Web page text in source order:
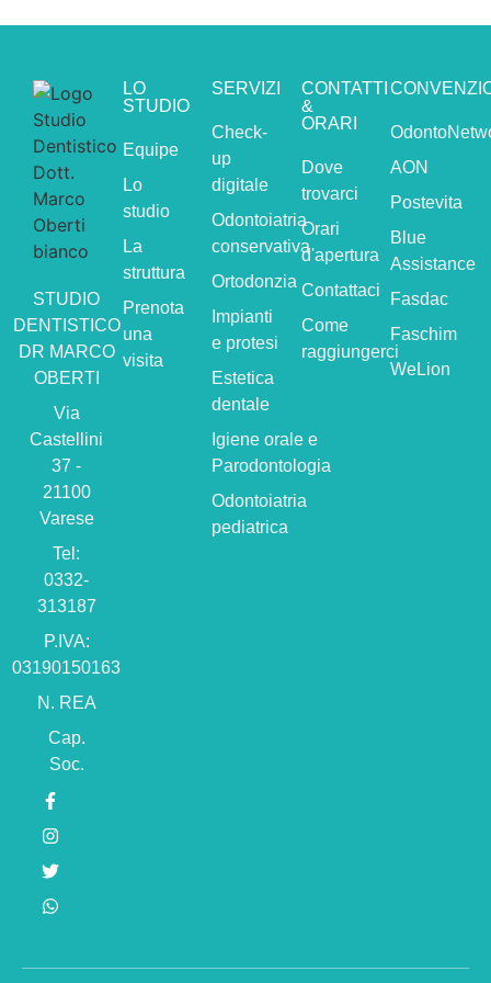
STUDIO
DENTISTICO
DR MARCO
OBERTI
Via
Castellini
37 -
21100
Varese
Tel:
0332-
313187
P.IVA:
03190150163
N. REA
Cap.
Soc.
LO
STUDIO
Equipe
Lo
studio
La
struttura
Prenota
una
visita
SERVIZI
Check-
up
digitale
Odontoiatria
conservativa
Ortodonzia
Impianti
e protesi
Estetica
dentale
Igiene orale e
Parodontologia
Odontoiatria
pediatrica
CONTATTI
&
ORARI
Dove
trovarci
Orari
d'apertura
Contattaci
Come
raggiungerci
AON
Postevita
Blue
Assistance
Fasdac
Faschim
WeLion